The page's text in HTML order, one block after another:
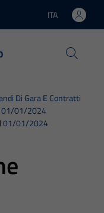
Lingua attiva:
ITA
Di Gara E Contratti
01/01/2024
01/01/2024